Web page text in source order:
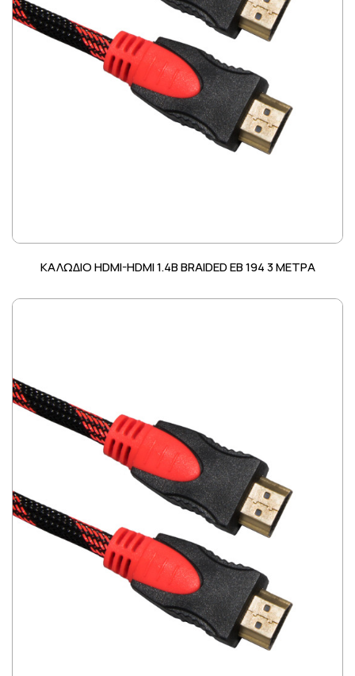
ΚΑΛΩΔΙΟ HDMI-HDMI 1.4B BRAIDED EB 194 3 METΡΑ